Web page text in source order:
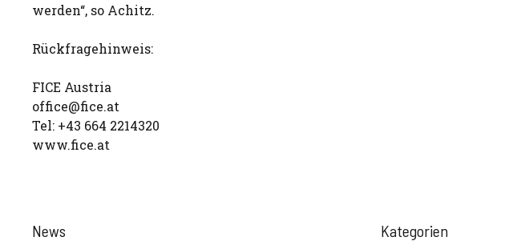
werden“, so Achitz.
Rückfragehinweis:
FICE Austria
office@fice.at
Tel: +43 664 2214320
www.fice.at
News Kategorien